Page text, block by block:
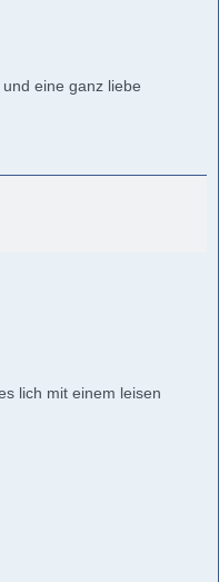
eine ganz liebe
lich mit einem leisen